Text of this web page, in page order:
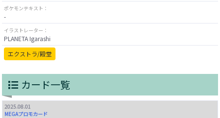
ポケモンテキスト：
-
イラストレーター：
PLANETA Igarashi
エクストラ/殿堂
カード一覧
2025.08.01
MEGAプロモカード